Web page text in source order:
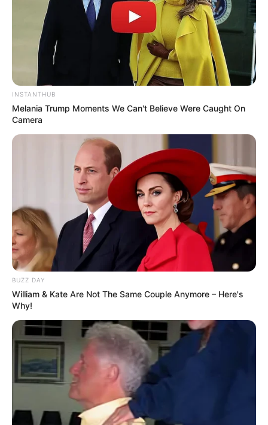
INSTANTHUB
Melania Trump Moments We Can't Believe Were Caught On
Camera
BUZZ DAY
William & Kate Are Not The Same Couple Anymore – Here's
Why!